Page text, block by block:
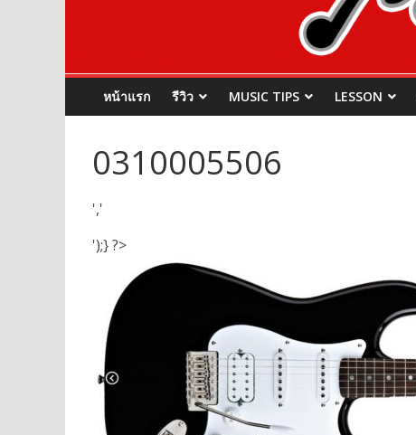
หน้าแรก รีวิว MUSIC TIPS LESSON
0310005506
','
');} ?>